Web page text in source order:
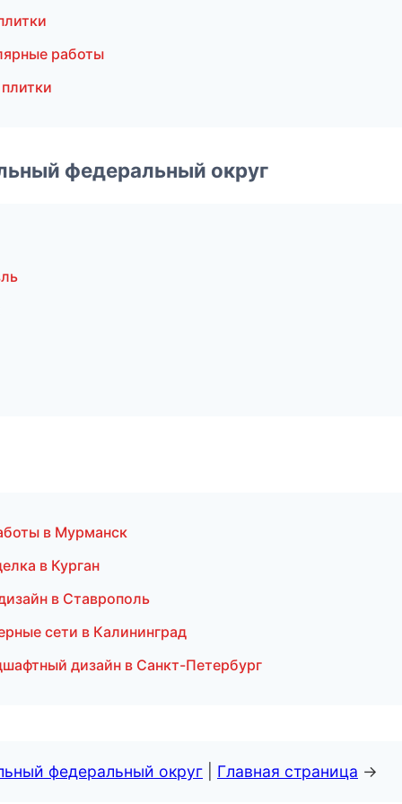
работы
федеральный округ
в Мурманск
в Курган
в Ставрополь
сети в Калининград
дизайн в Санкт-Петербург
федеральный округ Главная страница →